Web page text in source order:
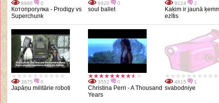
8896 0
Котопрогулка - Prodigy vs
Superchunk
6920 0
soul ballet
9124 2
Kaķim ir jaunā
ezītis
3875 0
Japāņu militārie roboti
3552 0
Christina Perri - A Thousand
Years
4815 1
svabodniye